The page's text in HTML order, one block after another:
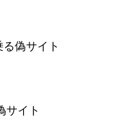
偽サイト
サイト